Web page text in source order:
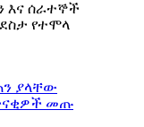
እና ሰራተኞች
የተሞላ